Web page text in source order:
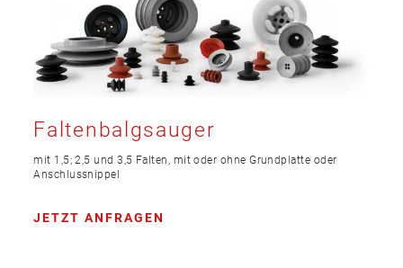
Faltenbalgsauger
mit 1,5; 2,5 und 3,5 Falten, mit oder ohne Grundplatte oder
Anschlussnippel
JETZT ANFRAGEN